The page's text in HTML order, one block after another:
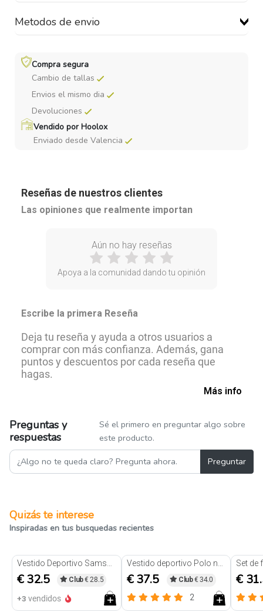
Metodos de envio
Compra segura
Cambio de tallas
Envios el mismo dia
Devoluciones
Vendido por Hoolox
Enviado desde Valencia
Reseñas de nuestros clientes
Las opiniones que realmente importan
Aún no hay reseñas
Apoya a la comunidad dando tu opinión
Escribe la primera Reseña
Deja tu reseña y ayuda a otros usuarios a
comprar con más confianza. Además, gana
puntos y descuentos por cada reseña que
hagas.
Más info
Preguntas y
respuestas
Sé el primero en preguntar algo sobre
este producto.
Preguntar
Quizás te interese
Inspiradas en tus busquedas recientes
€ 32.5 Club€ 28.5
+3 vendidos
€ 37.5 Club€ 34.0
2
€